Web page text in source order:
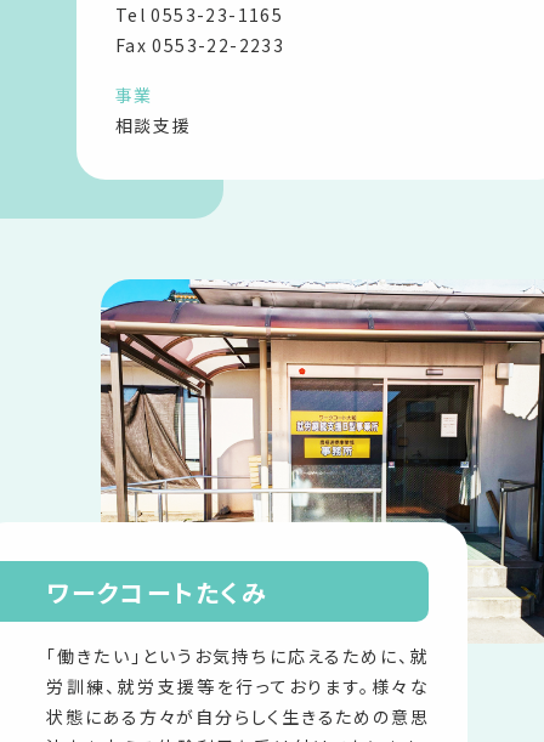
Tel0553-23-1165
Fax 0553-22-2233
事業
相談支援
ワークコートたくみ
「働きたい」というお気持ちに応えるために、就
労訓練、就労支援等を行っております。様々な
状態にある方々が自分らしく生きるための意思